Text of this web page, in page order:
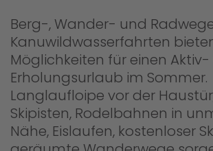
Berg-, Wander- und
Kanuwildwasserfahrten
Möglichkeiten für einen
Erholungsurlaub im Sommer.
Langlaufloipe vor der
Skipisten, Rodelbahnen in
Nähe, Eislaufen, kostenloser